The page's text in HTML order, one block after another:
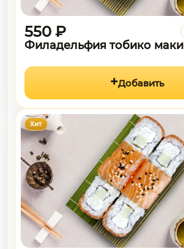
550 ₽
Филадельфия тобико маки
Добавить
Хит